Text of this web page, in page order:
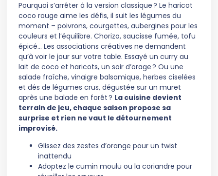
Pourquoi s’arrêter à la version classique ? Le haricot
coco rouge aime les défis, il suit les légumes du
moment – poivrons, courgettes, aubergines pour les
couleurs et l’équilibre. Chorizo, saucisse fumée, tofu
épicé… Les associations créatives ne demandent
qu’à voir le jour sur votre table. Essayé un curry au
lait de coco et haricots, un soir d’orage ? Ou une
salade fraîche, vinaigre balsamique, herbes ciselées
et dés de légumes crus, dégustée sur un muret
après une balade en forêt ? La cuisine devient
terrain de jeu, chaque saison propose sa
surprise et rien ne vaut le détournement
improvisé.
Glissez des zestes d’orange pour un twist
inattendu
Adoptez le cumin moulu ou la coriandre pour